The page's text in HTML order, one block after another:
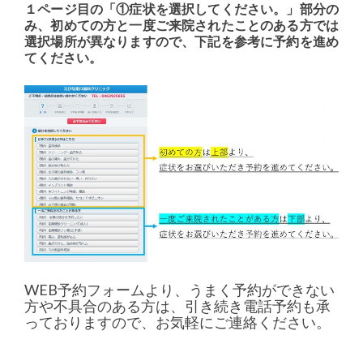
１ページ目の「①症状を選択してください。」部分の
み、初めての方と一度ご来院されたことのある方では
選択場所が異なりますので、下記を参考に予約を進め
てください。
WEB予約フォームより、うまく予約ができない
方や不具合のある方は、引き続き電話予約も承
っておりますので、お気軽にご連絡ください。